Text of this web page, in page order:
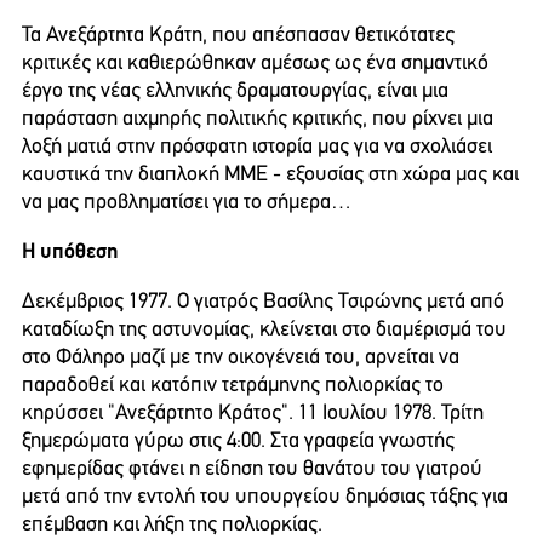
Τα Ανεξάρτητα Κράτη, που απέσπασαν θετικότατες
κριτικές και καθιερώθηκαν αμέσως ως ένα σημαντικό
έργο της νέας ελληνικής δραματουργίας, είναι μια
παράσταση αιχμηρής πολιτικής κριτικής, που ρίχνει μια
λοξή ματιά στην πρόσφατη ιστορία μας για να σχολιάσει
καυστικά την διαπλοκή ΜΜΕ - εξουσίας στη χώρα μας και
να μας προβληματίσει για το σήμερα…
Η υπόθεση
Δεκέμβριος 1977. Ο γιατρός Βασίλης Τσιρώνης μετά από
καταδίωξη της αστυνομίας, κλείνεται στο διαμέρισμά του
στο Φάληρο μαζί με την οικογένειά του, αρνείται να
παραδοθεί και κατόπιν τετράμηνης πολιορκίας το
κηρύσσει "Ανεξάρτητο Κράτος". 11 Ιουλίου 1978. Τρίτη
ξημερώματα γύρω στις 4:00. Στα γραφεία γνωστής
εφημερίδας φτάνει η είδηση του θανάτου του γιατρού
μετά από την εντολή του υπουργείου δημόσιας τάξης για
επέμβαση και λήξη της πολιορκίας.